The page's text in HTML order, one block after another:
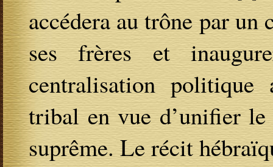
accédera au trône par un
ses frères et
centralisation politique
tribal en vue d’unifier le
suprême. Le récit